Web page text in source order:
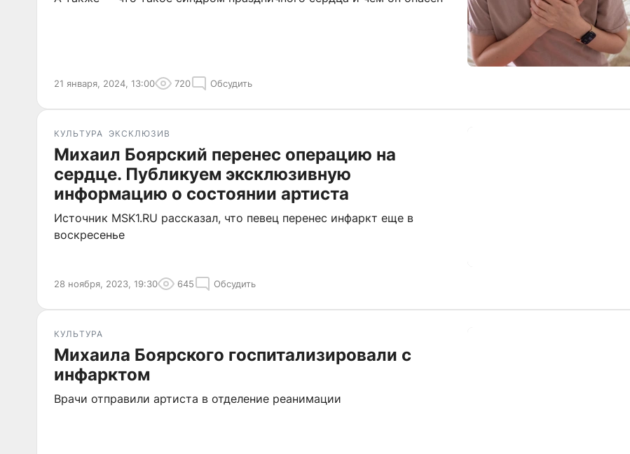
21 января, 2024, 13:00 720 Обсудить
КУЛЬТУРА ЭКСКЛЮЗИВ
Михаил Боярский перенес операцию на
сердце. Публикуем эксклюзивную
информацию о состоянии артиста
Источник MSK1.RU рассказал, что певец перенес инфаркт еще в
воскресенье
28 ноября, 2023, 19:30 645 Обсудить
КУЛЬТУРА
Михаила Боярского госпитализировали с
инфарктом
Врачи отправили артиста в отделение реанимации